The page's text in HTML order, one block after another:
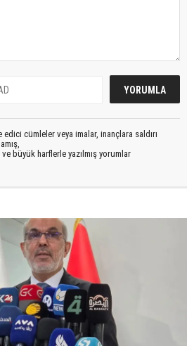
cümleler veya imalar, inançlara saldırı
büyük harflerle yazılmış yorumlar